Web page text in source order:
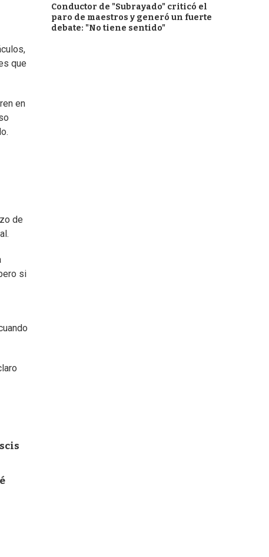
que
en
de
si
Conductor de "Subrayado" criticó el
paro de maestros y generó un fuerte
debate: "No tiene sentido"